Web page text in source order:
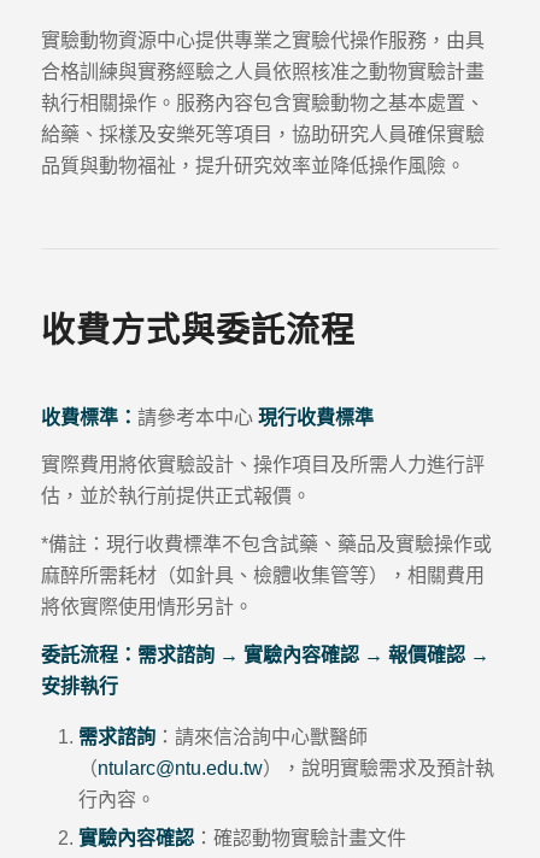
實驗動物資源中心提供專業之實驗代操作服務，由具
合格訓練與實務經驗之人員依照核准之動物實驗計畫
執行相關操作。服務內容包含實驗動物之基本處置、
給藥、採樣及安樂死等項目，協助研究人員確保實驗
品質與動物福祉，提升研究效率並降低操作風險。
收費方式與委託流程
收費標準： 請參考本中心 現行收費標準
實際費用將依實驗設計、操作項目及所需人力進行評
估，並於執行前提供正式報價。
*備註：現行收費標準不包含試藥、藥品及實驗操作或
麻醉所需耗材（如針具、檢體收集管等），相關費用
將依實際使用情形另計。
委託流程：需求諮詢 → 實驗內容確認 → 報價確認 →
安排執行
需求諮詢：請來信洽詢中心獸醫師
（ntularc@ntu.edu.tw），說明實驗需求及預計執
行內容。
實驗內容確認：確認動物實驗計畫文件